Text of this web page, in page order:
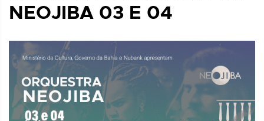
NEOJIBA 03 E 04